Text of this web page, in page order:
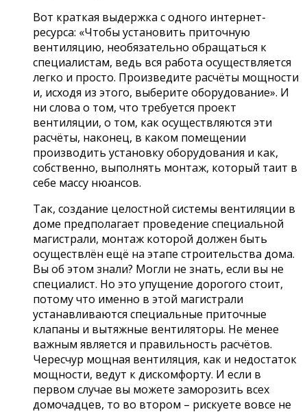
Вот краткая выдержка с одного интернет-
ресурса: «Чтобы установить приточную
вентиляцию, необязательно обращаться к
специалистам, ведь вся работа осуществляется
легко и просто. Произведите расчёты мощности
и, исходя из этого, выберите оборудование». И
ни слова о том, что требуется проект
вентиляции, о том, как осуществляются эти
расчёты, наконец, в каком помещении
производить установку оборудования и как,
собственно, выполнять монтаж, который таит в
себе массу нюансов.
Так, создание целостной системы вентиляции в
доме предполагает проведение специальной
магистрали, монтаж которой должен быть
осуществлён ещё на этапе строительства дома.
Вы об этом знали? Могли не знать, если вы не
специалист. Но это упущение дорогого стоит,
потому что именно в этой магистрали
устанавливаются специальные приточные
клапаны и вытяжные вентиляторы. Не менее
важным является и правильность расчётов.
Чересчур мощная вентиляция, как и недостаток
мощности, ведут к дискомфорту. И если в
первом случае вы можете заморозить всех
домочадцев, то во втором – рискуете вовсе не